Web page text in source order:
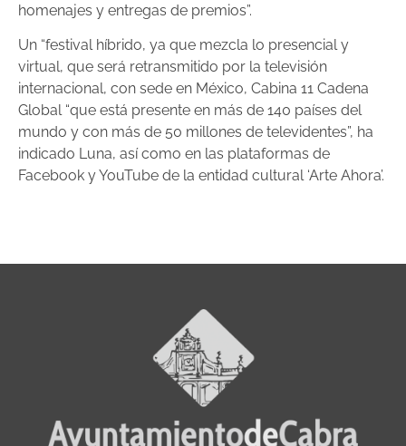
homenajes y entregas de premios”.
Un “festival híbrido, ya que mezcla lo presencial y
virtual, que será retransmitido por la televisión
internacional, con sede en México, Cabina 11 Cadena
Global “que está presente en más de 140 países del
mundo y con más de 50 millones de televidentes”, ha
indicado Luna, así como en las plataformas de
Facebook y YouTube de la entidad cultural ‘Arte Ahora’.